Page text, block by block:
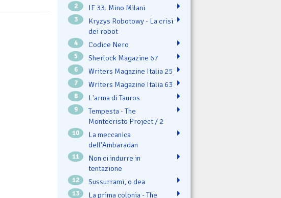
2 IF 33. Mino Milani
3
Kryzys Robotowy - La crisi
dei robot
4 Codice Nero
5 Sherlock Magazine 67
6 Writers Magazine Italia 25
7 Writers Magazine Italia 63
8 L'arma di Tauros
9
Tempesta - The
Montecristo Project / 2
10
La meccanica
dell'Ambaradan
11
Non ci indurre in
tentazione
12 Sussurrami, o dea
13
La prima colonia - The